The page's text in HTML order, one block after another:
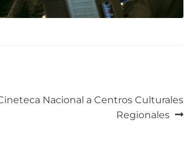
Nacional a Centros Culturales
Regionales